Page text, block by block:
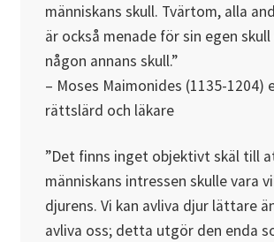
människans skull. Tvärtom, alla
är också menade för sin egen
någon annans skull.”
– Moses Maimonides (1135-1204)
rättslärd och läkare
”Det finns inget objektivt skäl till
människans intressen skulle vara
djurens. Vi kan avliva djur lättare
avliva oss; detta utgör den enda